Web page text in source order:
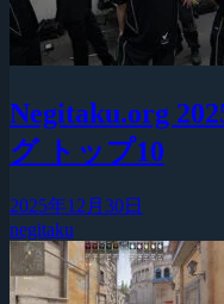
Negitaku.org
グ トップ10
2025年12月30日
negitaku